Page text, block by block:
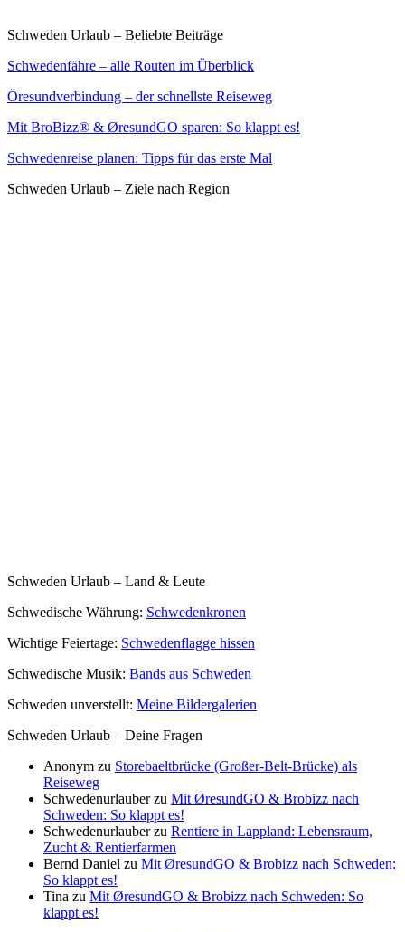
Schweden Urlaub – Beliebte Beiträge
Schwedenfähre – alle Routen im Überblick
Öresundverbindung – der schnellste Reiseweg
Mit BroBizz® & ØresundGO sparen: So klappt es!
Schwedenreise planen: Tipps für das erste Mal
Schweden Urlaub – Ziele nach Region
Schweden Urlaub – Land & Leute
Schwedische Währung: Schwedenkronen
Wichtige Feiertage: Schwedenflagge hissen
Schwedische Musik: Bands aus Schweden
Schweden unverstellt: Meine Bildergalerien
Schweden Urlaub – Deine Fragen
Anonym zu Storebaeltbrücke (Großer-Belt-Brücke) als
Reiseweg
Schwedenurlauberzu Mit ØresundGO & Brobizz nach
Schweden: So klappt es!
Schwedenurlauberzu Rentiere in Lappland: Lebensraum,
Zucht & Rentierfarmen
Bernd Daniel zu Mit ØresundGO & Brobizz nach Schweden:
So klappt es!
Tina zu Mit ØresundGO & Brobizz nach Schweden: So
klappt es!